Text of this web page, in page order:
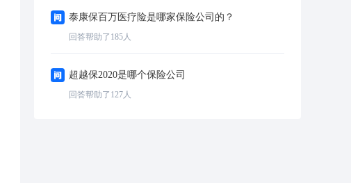
泰康保百万医疗险是哪家保险公司的？
回答帮助了 185人
超越保2020是哪个保险公司
回答帮助了 127人